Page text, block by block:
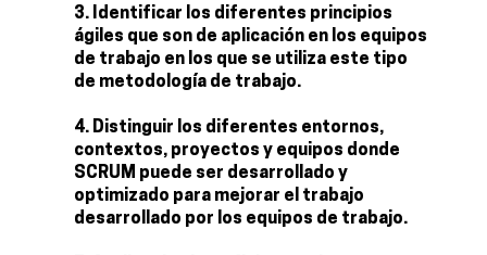
Identificar los diferentes principios
ágiles que son de aplicación en los equipos
de trabajo en los que se utiliza este tipo
de metodología de trabajo.
Distinguir los diferentes entornos,
contextos, proyectos y equipos donde
SCRUM puede ser desarrollado y
optimizado para mejorar el trabajo
desarrollado por los equipos de trabajo.